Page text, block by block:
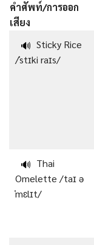
คำศัพท์/การออก
เสียง
🔊 Sticky Rice
/ˈstɪki raɪs/
🔊 Thai
Omelette /taɪ ə
ˈmɛlɪt/